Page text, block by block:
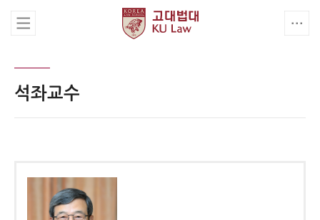
석좌교수